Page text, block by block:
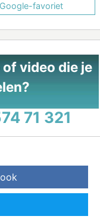
favoriet
video die je
71 321